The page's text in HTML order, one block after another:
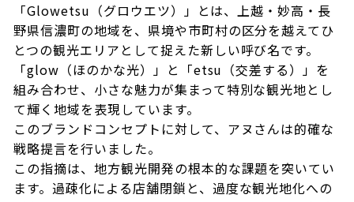
「Glowetsu（グロウエツ）」とは、上越・妙高・長
野県信濃町の地域を、県境や市町村の区分を越えてひ
とつの観光エリアとして捉えた新しい呼び名です。
「glow（ほのかな光）」と「etsu（交差する）」を
組み合わせ、小さな魅力が集まって特別な観光地とし
て輝く地域を表現しています。
このブランドコンセプトに対して、アヌさんは的確な
戦略提言を行いました。
この指摘は、地方観光開発の根本的な課題を突いてい
ます。過疎化による店舗閉鎖と、過度な観光地化への